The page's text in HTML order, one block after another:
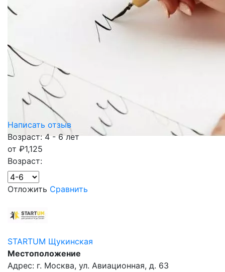
Написать отзыв
Возраст: 4 - 6 лет
от ₽1,125
Возраст:
Отложить Сравнить
STARTUM Щукинская
Местоположение
Адрес: г. Москва, ул. Авиационная, д. 63